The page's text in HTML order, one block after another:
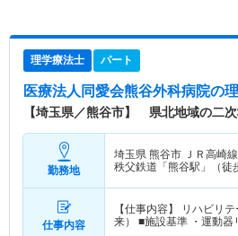
理学療法士 パート
医療法人同愛会熊谷外科病院の
【埼玉県／熊谷市】 県北地域の二
勤務地
埼玉県 熊谷市 ＪＲ高崎
秩父鉄道「熊谷駅」（徒
仕事内容
【仕事内容】 リハビリ
来） ■施設基準 ・運動